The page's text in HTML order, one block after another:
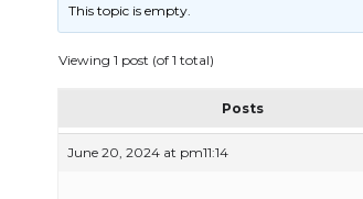
This topic is empty.
Viewing 1 post (of 1 total)
Posts
June 20, 2024 at pm11:14